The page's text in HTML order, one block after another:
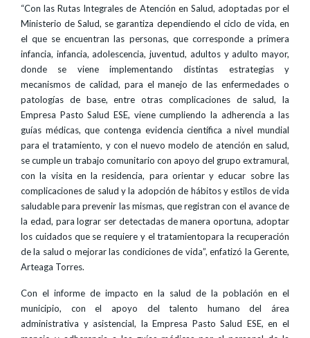
“Con las Rutas Integrales de Atención en Salud, adoptadas por el
Ministerio de Salud, se garantiza dependiendo el ciclo de vida, en
el que se encuentran las personas, que corresponde a primera
infancia, infancia, adolescencia, juventud, adultos y adulto mayor,
donde se viene implementando distintas estrategias y
mecanismos de calidad, para el manejo de las enfermedades o
patologías de base, entre otras complicaciones de salud, la
Empresa Pasto Salud ESE, viene cumpliendo la adherencia a las
guías médicas, que contenga evidencia científica a nivel mundial
para el tratamiento, y con el nuevo modelo de atención en salud,
se cumple un trabajo comunitario con apoyo del grupo extramural,
con la visita en la residencia, para orientar y educar sobre las
complicaciones de salud y la adopción de hábitos y estilos de vida
saludable para prevenir las mismas, que registran con el avance de
la edad, para lograr ser detectadas de manera oportuna, adoptar
los cuidados que se requiere y el tratamientopara la recuperación
de la salud o mejorar las condiciones de vida”, enfatizó la Gerente,
Arteaga Torres.
Con el informe de impacto en la salud de la población en el
municipio, con el apoyo del talento humano del área
administrativa y asistencial, la Empresa Pasto Salud ESE, en el